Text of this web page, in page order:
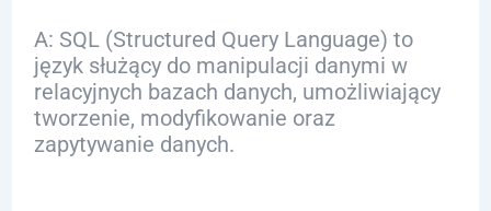
A: SQL (Structured Query Language) to
język służący do manipulacji danymi w
relacyjnych bazach danych, umożliwiający
tworzenie, modyfikowanie oraz
zapytywanie danych.